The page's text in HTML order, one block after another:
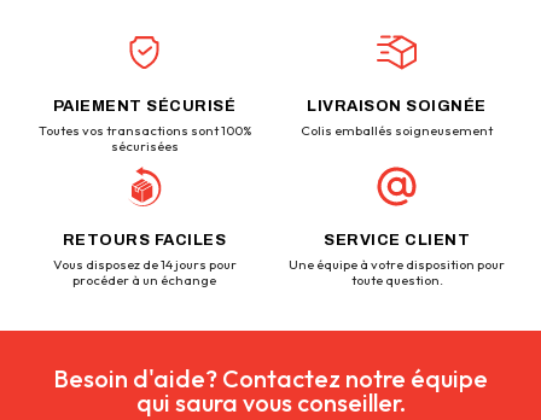
PAIEMENT SÉCURISÉ
Toutes vos transactions sont 100%
sécurisées
LIVRAISON SOIGNÉE
Colis emballés soigneusement
RETOURS FACILES
Vous disposez de 14 jours pour
procéder à un échange
SERVICE CLIENT
Une équipe à votre disposition pour
toute question.
Besoin d'aide? Contactez notre équipe
qui saura vous conseiller.